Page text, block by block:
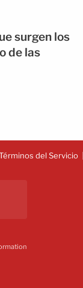
surgen los
de las
del Servicio